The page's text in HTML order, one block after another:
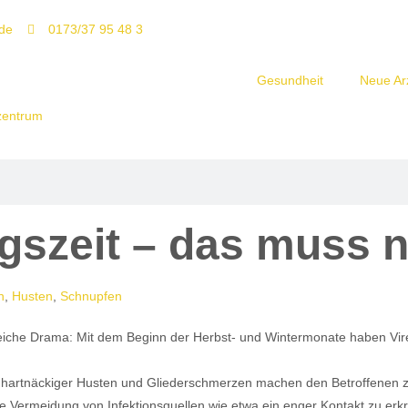
0173/37 95 48 3
Gesundheit Neue
– das muss
Husten Schnupfen
Drama: Mit dem Beginn der Herbst- und Wintermonate haben
Husten und Gliederschmerzen machen den Betroffenen